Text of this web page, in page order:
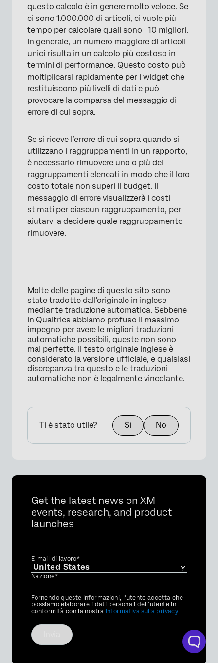
questo calcolo è in genere molto veloce. Se
ci sono 1.000.000 di articoli, ci vuole più
tempo per calcolare quali sono i 10 migliori.
In generale, un numero maggiore di articoli
unici risulta in un calcolo più costoso in
termini di performance. Questo costo può
moltiplicarsi rapidamente per i widget che
restituiscono più livelli di dati e può
provocare la comparsa del messaggio di
errore di cui sopra.
Se si riceve l’errore di cui sopra quando si
utilizzano i raggruppamenti in un rapporto,
è necessario rimuovere uno o più dei
raggruppamenti elencati in modo che il loro
costo totale non superi il budget. Il
messaggio di errore visualizzerà i costi
stimati per ciascun raggruppamento, per
aiutarvi a decidere quale raggruppamento
rimuovere.
Molte delle pagine di questo sito sono
state tradotte dall'originale in inglese
mediante traduzione automatica. Sebbene
in Qualtrics abbiamo profuso il massimo
impegno per avere le migliori traduzioni
automatiche possibili, queste non sono
mai perfette. Il testo originale inglese è
considerato la versione ufficiale, e qualsiasi
discrepanza tra questo e le traduzioni
automatiche non è legalmente vincolante.
Ti è stato utile? Sì No
Get the latest news on XM
events, research, and product
launches
E-mail di lavoro*
Nazione*
Privacy
Optin
Fornendo queste informazioni, l'utente accetta che
possiamo elaborare i dati personali dell'utente in
conformità con la nostra Informativa sulla privacy